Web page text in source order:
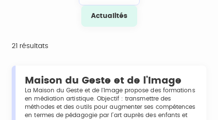
Actualités
21 résultats
Maison du Geste et de l'Image
La Maison du Geste et de l'Image propose des formations
en médiation artistique. Objectif : transmettre des
méthodes et des outils pour augmenter ses compétences
en termes de pédagogie par l’art auprès des enfants et